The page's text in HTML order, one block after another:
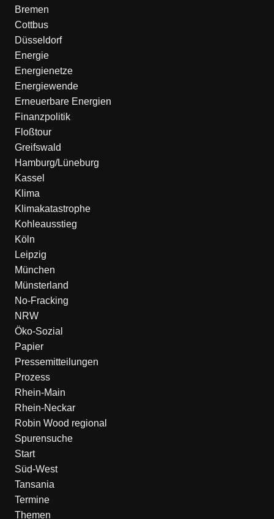
Bremen
Cottbus
Düsseldorf
Energie
Energienetze
Energiewende
Erneuerbare Energien
Finanzpolitik
Floßtour
Greifswald
Hamburg/Lüneburg
Kassel
Klima
Klimakatastrophe
Kohleausstieg
Köln
Leipzig
München
Münsterland
No-Fracking
NRW
Öko-Sozial
Papier
Pressemitteilungen
Prozess
Rhein-Main
Rhein-Neckar
Robin Wood regional
Spurensuche
Start
Süd-West
Tansania
Termine
Themen